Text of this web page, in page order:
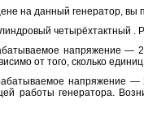
на данный генератор, вы
четырёхтактный .
напряжение —
от того, сколько
напряжение —
работы генератора.